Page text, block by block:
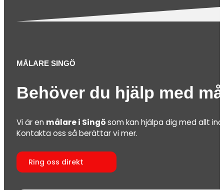
MÅLARE SINGÖ
Behöver du hjälp med
Vi är en målare i Singösom kan hjälpa dig med allt
Kontakta oss så berättar vi mer.
Ring oss direkt